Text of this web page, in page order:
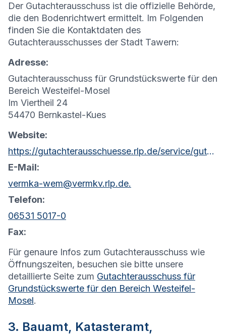
Der Gutachterausschuss ist die offizielle Behörde,
die den Bodenrichtwert ermittelt. Im Folgenden
finden Sie die Kontaktdaten des
Gutachterausschusses der Stadt Tawern:
Adresse:
Gutachterausschuss für Grundstückswerte für den
Bereich Westeifel-Mosel
Im Viertheil 24
54470 Bernkastel-Kues
Website:
https://gutachterausschuesse.rlp.de/service/gutachterausschuesse-fuer-grundstueckswerte
E-Mail:
vermka-wem@vermkv.rlp.de.
Telefon:
06531 5017-0
Fax:
Für genaure Infos zum Gutachterausschuss wie
Öffnungszeiten, besuchen sie bitte unsere
detaillierte Seite zum Gutachterausschuss für
Grundstückswerte für den Bereich Westeifel-
Mosel.
3. Bauamt, Katasteramt,